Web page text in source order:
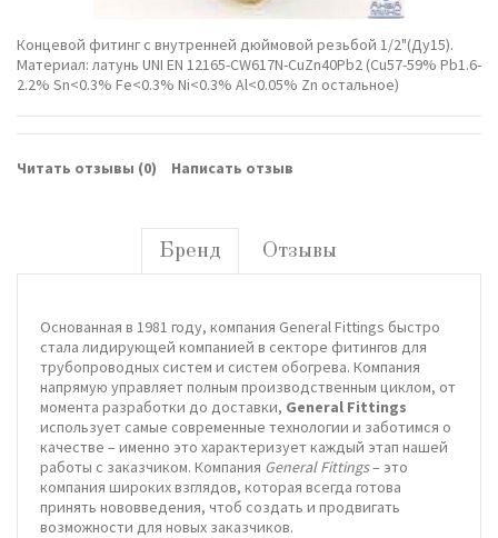
Концевой фитинг с внутренней дюймовой резьбой 1/2"(Ду15).
Материал: латунь UNI EN 12165-CW617N-CuZn40Pb2 (Cu57-59% Pb1.6-
2.2% Sn<0.3% Fe<0.3% Ni<0.3% Al<0.05% Zn остальное)
Читать отзывы (0) Написать отзыв
Бренд Отзывы
Основанная в 1981 году, компания General Fittings быстро
стала лидирующей компанией в секторе фитингов для
трубопроводных систем и систем обогрева. Компания
напрямую управляет полным производственным циклом, от
момента разработки до доставки, General Fittings
использует самые современные технологии и заботимся о
качестве – именно это характеризует каждый этап нашей
работы с заказчиком. Компания General Fittings– это
компания широких взглядов, которая всегда готова
принять нововведения, чтоб создать и продвигать
возможности для новых заказчиков.